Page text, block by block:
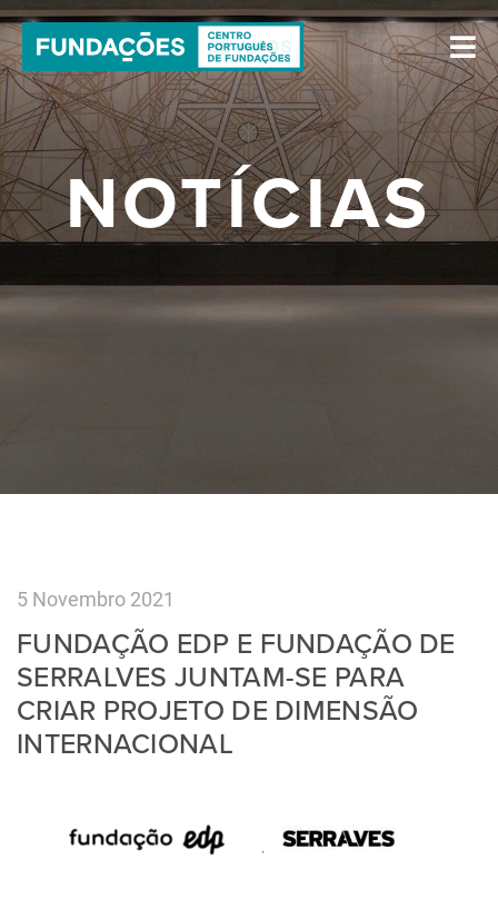
NOTÍCIAS
5 Novembro 2021
FUNDAÇÃO EDP E FUNDAÇÃO DE
SERRALVES JUNTAM-SE PARA
CRIAR PROJETO DE DIMENSÃO
INTERNACIONAL